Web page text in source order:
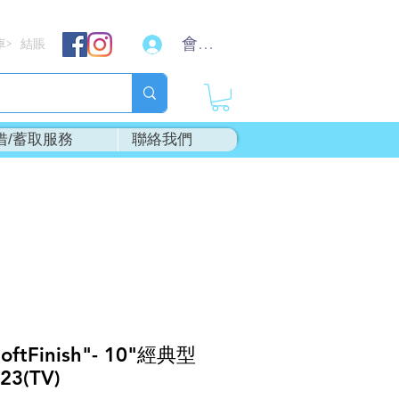
結賬 會員登入
/蓄取服務 聯絡我們
10"經典型